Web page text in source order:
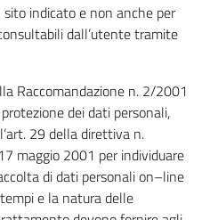
sito indicato e non anche per
dall’utente tramite
Raccomandazione n. 2/2001
dei dati personali,
29 della direttiva n.
maggio 2001 per individuare
di dati personali on–line
e la natura delle